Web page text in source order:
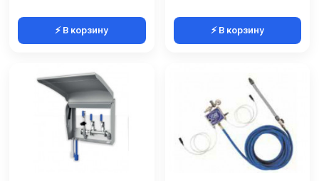
⚡ В корзину ⚡ В корзину